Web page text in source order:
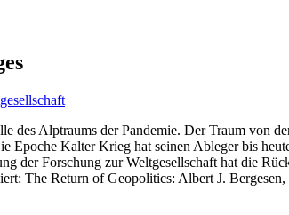
des Alptraums der Pandemie. Der Traum von
Epoche Kalter Krieg hat seinen Ableger bis
der Forschung zur Weltgesellschaft hat die
The Return of Geopolitics: Albert J.